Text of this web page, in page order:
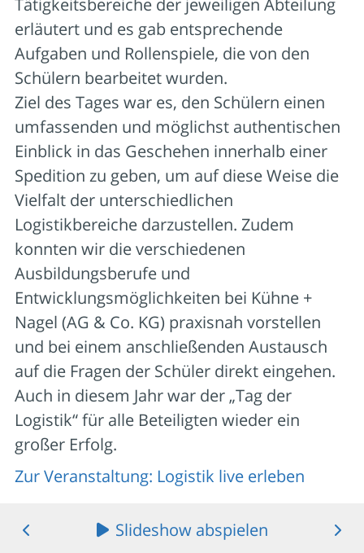
erläutert und es gab entsprechende
Aufgaben und Rollenspiele, die von den
Schülern bearbeitet wurden.
Ziel des Tages war es, den Schülern einen
umfassenden und möglichst authentischen
Einblick in das Geschehen innerhalb einer
Spedition zu geben, um auf diese Weise die
Vielfalt der unterschiedlichen
Logistikbereiche darzustellen. Zudem
konnten wir die verschiedenen
Ausbildungsberufe und
Entwicklungsmöglichkeiten bei Kühne +
Nagel (AG & Co. KG) praxisnah vorstellen
und bei einem anschließenden Austausch
auf die Fragen der Schüler direkt eingehen.
Auch in diesem Jahr war der „Tag der
Logistik“ für alle Beteiligten wieder ein
großer Erfolg.
Zur Veranstaltung: Logistik live erleben
Slideshow abspielen